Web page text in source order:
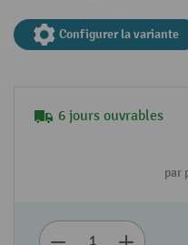
Configurer la variante
6 jours ouvrables
par